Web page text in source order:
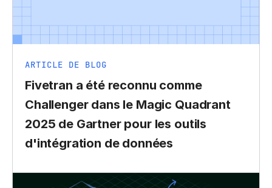
ARTICLE DE BLOG
Fivetran a été reconnu comme
Challenger dans le Magic Quadrant
2025 de Gartner pour les outils
d'intégration de données